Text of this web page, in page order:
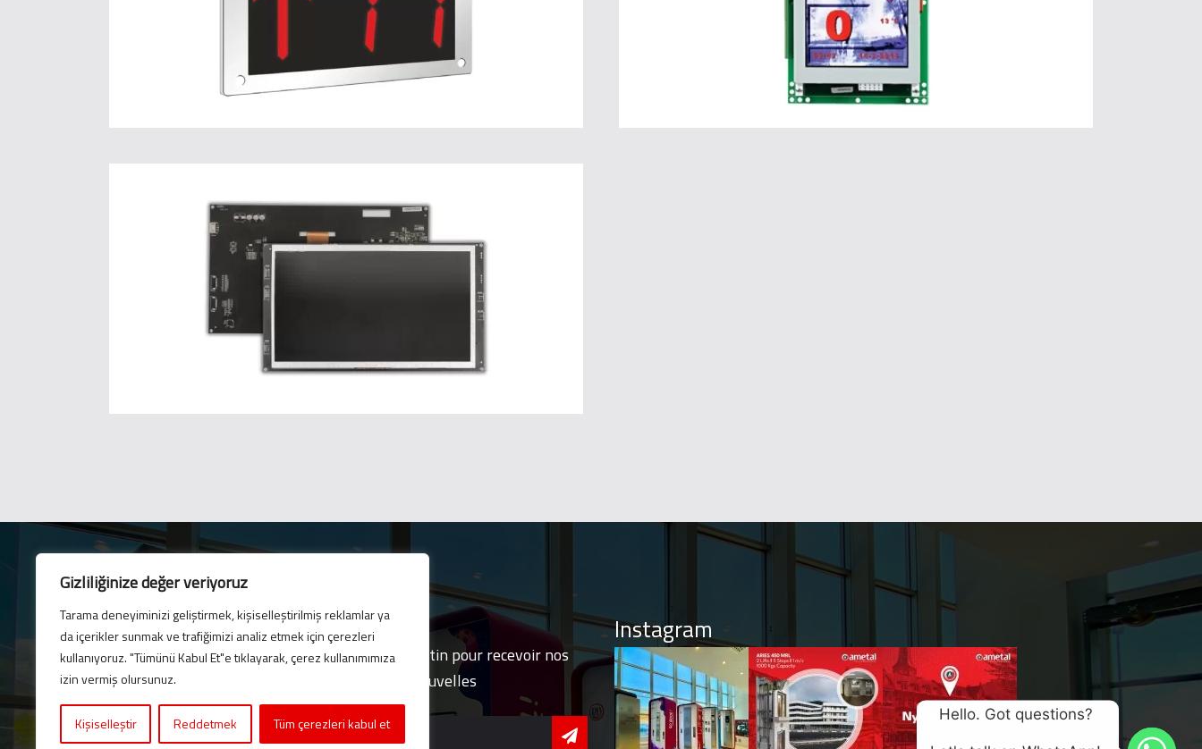
Gizliliğinize değer veriyoruz
Tarama deneyiminizi geliştirmek, kişiselleştirilmiş reklamlar ya
da içerikler sunmak ve trafiğimizi analiz etmek için çerezleri
kullanıyoruz. "Tümünü Kabul Et"e tıklayarak, çerez kullanımımıza
izin vermiş olursunuz.
Kişiselleştir Reddetmek Tüm çerezleri kabul et
Cliquez ici. Cliquez ici.
DAR 45
Pour plus d’informations
Lettre électronique
Abonnez-vous à notre bulletin pour recevoir nos
dernières mises à jour et nouvelles
Instagram
Hello. Got questions?